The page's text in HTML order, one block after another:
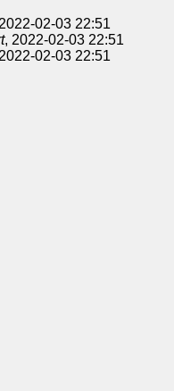
02-03 22:51
, 2022-02-03 22:51
02-03 22:51